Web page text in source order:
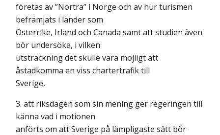
företas av ”Nortra” i Norge och av hur turismen
befrämjats i länder som
Österrike, Irland och Canada samt att studien även
bör undersöka, i vilken
utsträckning det skulle vara möjligt att
åstadkomma en viss chartertrafik till
Sverige,
3. att riksdagen som sin mening ger regeringen till
känna vad i motionen
anförts om att Sverige på lämpligaste sätt bör